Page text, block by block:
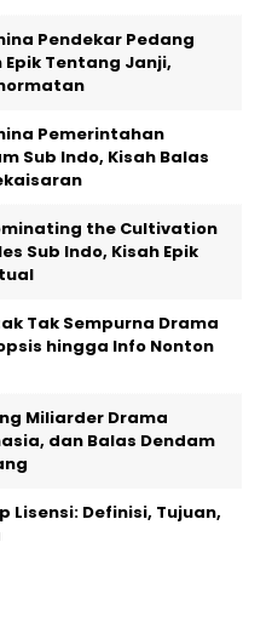
Pendekar Pedang
Epik Tentang Janji,
Pemerintahan
Sub Indo, Kisah Balas
the Cultivation
Sub Indo, Kisah Epik
Tak Sempurna Drama
hingga Info Nonton
Miliarder Drama
dan Balas Dendam
Lisensi: Definisi, Tujuan,